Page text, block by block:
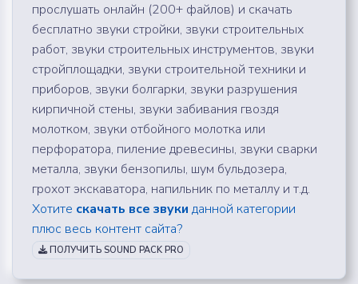
прослушать онлайн (200+ файлов) и скачать
бесплатно звуки стройки, звуки строительных
работ, звуки строительных инструментов, звуки
стройплощадки, звуки строительной техники и
приборов, звуки болгарки, звуки разрушения
кирпичной стены, звуки забивания гвоздя
молотком, звуки отбойного молотка или
перфоратора, пиление древесины, звуки сварки
металла, звуки бензопилы, шум бульдозера,
грохот экскаватора, напильник по металлу и т.д.
Хотите скачать все звуки данной категории
плюс весь контент сайта?
ПОЛУЧИТЬ SOUND PACK PRO